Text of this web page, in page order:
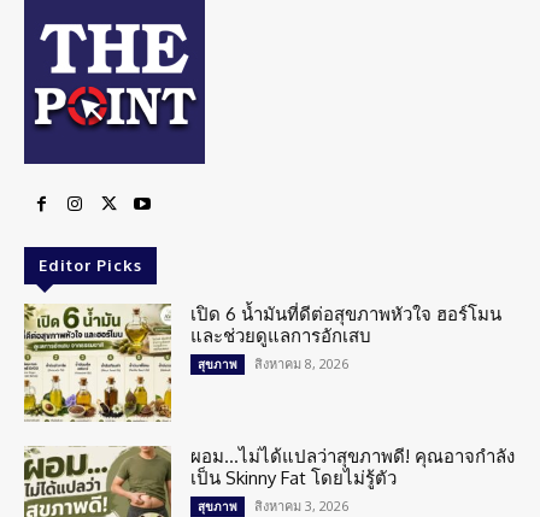
Editor Picks
เปิด 6 น้ำมันที่ดีต่อสุขภาพหัวใจ ฮอร์โมน
และช่วยดูแลการอักเสบ
สุขภาพ สิงหาคม 8, 2026
ผอม…ไม่ได้แปลว่าสุขภาพดี! คุณอาจกำลัง
เป็น Skinny Fat โดยไม่รู้ตัว
สุขภาพ สิงหาคม 3, 2026